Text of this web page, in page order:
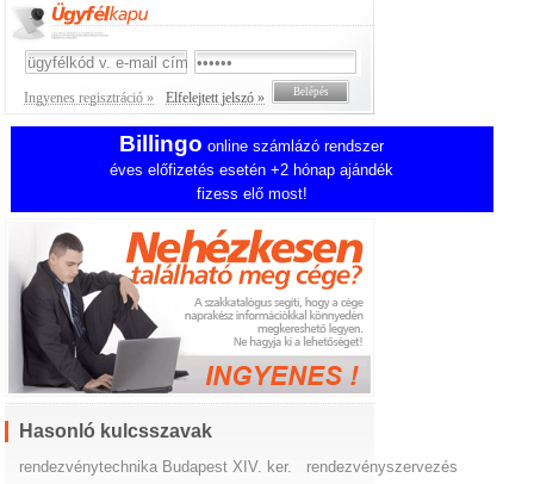
Ingyenes regisztráció » Elfelejtett jelszó »
Billingo online számlázó rendszer
éves előfizetés esetén +2 hónap ajándék
fizess elő most!
Hasonló kulcsszavak
rendezvénytechnika Budapest XIV. ker.
rendezvényszervezés